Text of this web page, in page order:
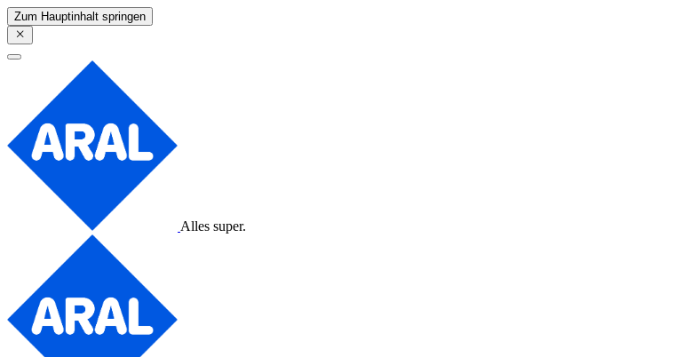
Zum Hauptinhalt springen
Alles super.